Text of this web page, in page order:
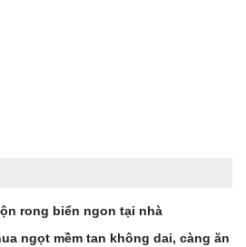
rong biển ngon tại nhà
ngọt mềm tan không dai, càng ăn